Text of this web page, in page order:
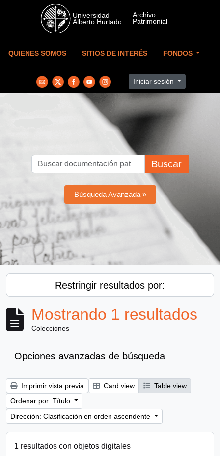
Skip to main content
QUIENES SOMOS SITIOS DE INTERÉS FONDOS
Iniciar sesión
Buscar
Búsqueda Avanzada »
Restringir resultados por:
Mostrando 1 resultados
Colecciones
Opciones avanzadas de búsqueda
Imprimir vista previa Card view
Table view
Ordenar por: Título
Dirección: Clasificación en orden ascendente
1 resultados con objetos digitales